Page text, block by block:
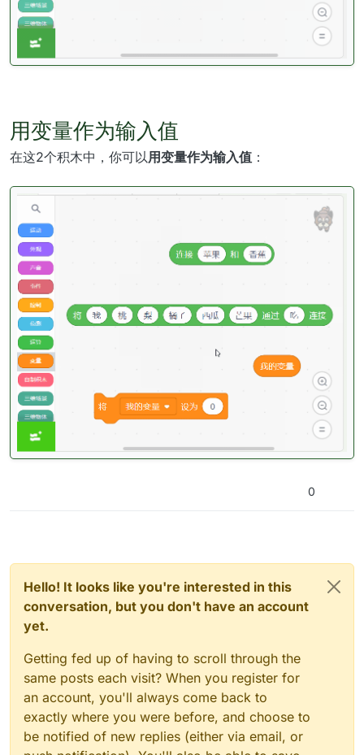
用变量作为输入值
在这2个积木中，你可以用变量作为输入值 ：
0
Hello! It looks like you're interested in this
conversation, but you don't have an account
yet.
Getting fed up of having to scroll through the
same posts each visit? When you register for
an account, you'll always come back to
exactly where you were before, and choose to
be notified of new replies (either via email, or